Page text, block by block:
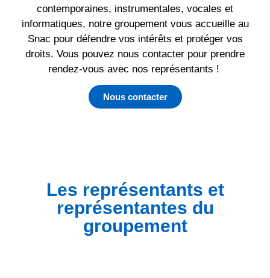
contemporaines, instrumentales, vocales et
informatiques, notre groupement vous accueille au
Snac pour défendre vos intérêts et protéger vos
droits. Vous pouvez nous contacter pour prendre
rendez-vous avec nos représentants !
Nous contacter
Les représentants et
représentantes du
groupement